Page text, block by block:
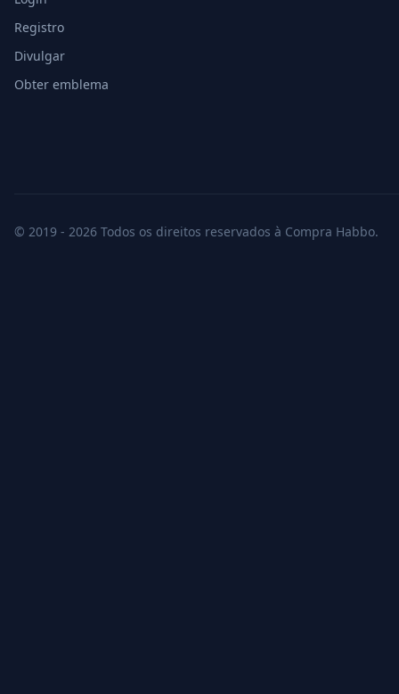
Registro
Divulgar
Obter emblema
© 2019 - 2026 Todos os direitos reservados à Compra Habbo.